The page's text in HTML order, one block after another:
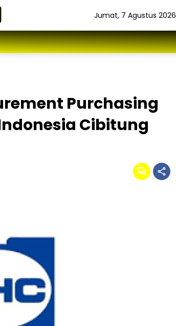
Jumat, 7 Agustus 2026
Purchasing
Cibitung